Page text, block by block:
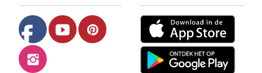
facebook youtube pinterest
instagram